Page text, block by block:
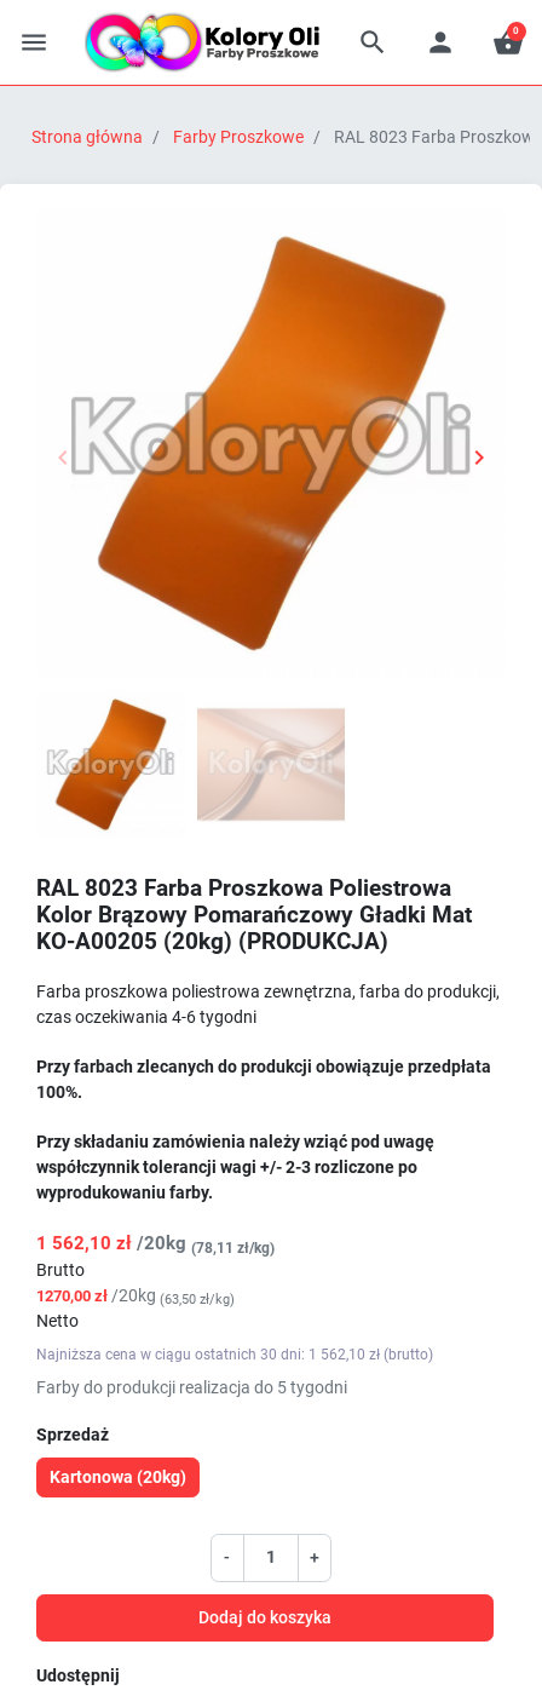
   
0
Strona główna Farby Proszkowe RAL 8023 Farba
Poprzedni
 
RAL 8023 Farba Proszkowa Poliestrowa
Kolor Brązowy Pomarańczowy Gładki Mat
KO-A00205 (20kg) (PRODUKCJA)
Farba proszkowa poliestrowa zewnętrzna, farba do produkcji,
czas oczekiwania 4-6 tygodni
Przy farbach zlecanych do produkcji obowiązuje przedpłata
100%.
Przy składaniu zamówienia należy wziąć pod uwagę
współczynnik tolerancji wagi +/- 2-3 rozliczone po
wyprodukowaniu farby.
1 562,10 zł /20kg (78,11 zł/kg)
Brutto
1270,00 zł /20kg (63,50 zł/kg)
Netto
Najniższa cena w ciągu ostatnich 30 dni: 1 562,10 zł (brutto)
Farby do produkcji realizacja do 5 tygodni
Sprzedaż
Kartonowa (20kg)
- +
Dodaj do koszyka
Udostępnij